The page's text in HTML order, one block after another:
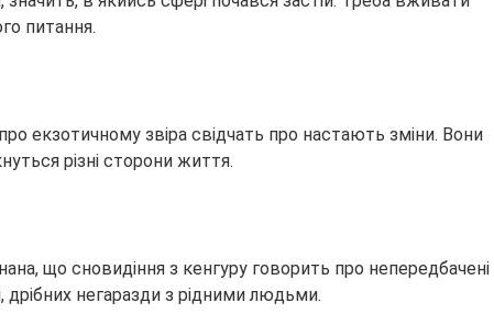
питання.
екзотичному звіра свідчать про настають зміни. Вони
різні сторони життя.
що сновидіння з кенгуру говорить про непередбачені
дрібних негаразди з рідними людьми.